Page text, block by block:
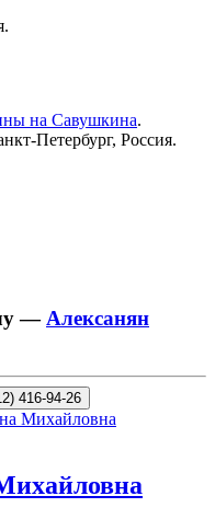
.
на Савушкина.
Петербург, Россия.
— Алексанян
416-94-26